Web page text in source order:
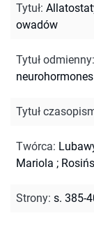
Tytuł:
owadów
Tytuł odmienny:
neurohormones
Tytuł
Twórca:
Mariola ;
Strony: s. 385-